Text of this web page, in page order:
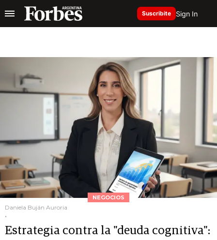
Suscribite Sign In
NEGOCIOS
Daniela Buján Auroria
.
Estrategia contra la "deuda cognitiva":